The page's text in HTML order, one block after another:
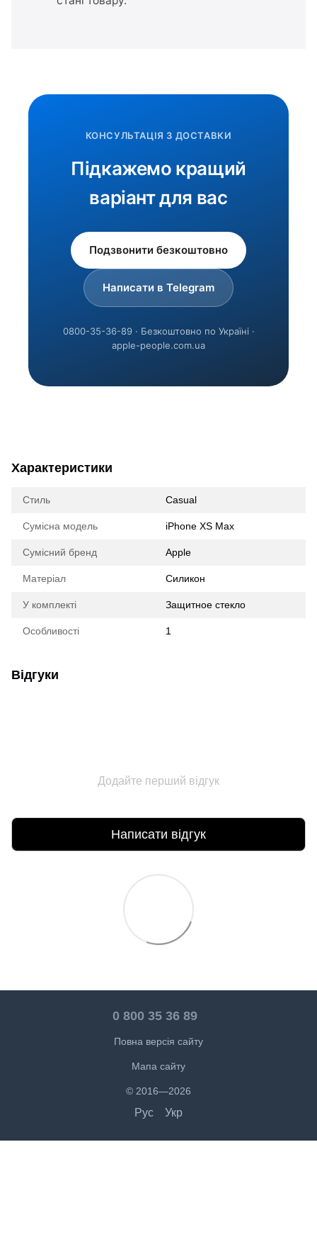
КОНСУЛЬТАЦІЯ З ДОСТАВКИ
Підкажемо кращий
варіант для вас
Подзвонити безкоштовно
Написати в Telegram
0800-35-36-89 · Безкоштовно по Україні ·
apple-people.com.ua
Характеристики
Стиль Casual
Сумісна модель iPhone XS Max
Сумісний бренд Apple
Матеріал Силикон
У комплекті Защитное стекло
Особливості 1
Відгуки
Додайте перший відгук
Написати відгук
0 800 35 36 89
Повна версія сайту
Мапа сайту
© 2016—2026
Рус Укр